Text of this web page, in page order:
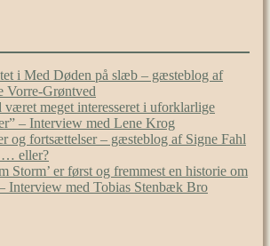
i Med Døden på slæb – gæsteblog af
Vorre-Grøntved
været meget interesseret i uforklarlige
– Interview med Lene Krog
og fortsættelser – gæsteblog af Signe Fahl
eller?
Storm’ er først og fremmest en historie om
Interview med Tobias Stenbæk Bro